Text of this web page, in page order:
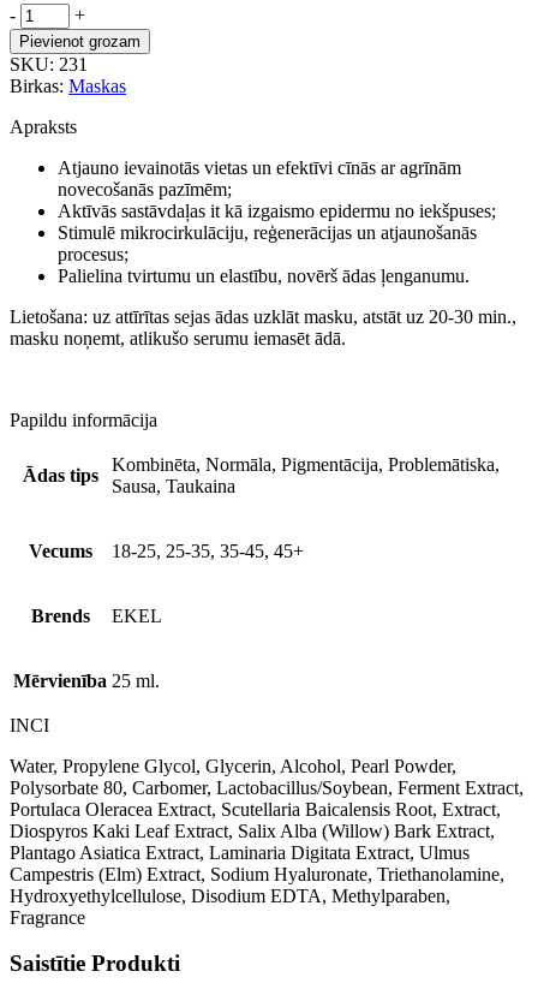
- Ekel
auduma
maska
ar
pērļu
pūderi
vienmērīgam
ādas
tonim
daudzums
+
Pievienot grozam
SKU: 231
Birkas: Maskas
Apraksts
Atjauno ievainotās vietas un efektīvi cīnās ar agrīnām
novecošanās pazīmēm;
Aktīvās sastāvdaļas it kā izgaismo epidermu no iekšpuses;
Stimulē mikrocirkulāciju, reģenerācijas un atjaunošanās
procesus;
Palielina tvirtumu un elastību, novērš ādas ļenganumu.
Lietošana: uz attīrītas sejas ādas uzklāt masku, atstāt uz 20-30 min.,
masku noņemt, atlikušo serumu iemasēt ādā.
Papildu informācija
Ādas tips
Kombinēta, Normāla, Pigmentācija, Problemātiska,
Sausa, Taukaina
Vecums 18-25, 25-35, 35-45, 45+
Brends EKEL
Mērvienība 25 ml.
INCI
Water, Propylene Glycol, Glycerin, Alcohol, Pearl Powder,
Polysorbate 80, Carbomer, Lactobacillus/Soybean, Ferment Extract,
Portulaca Oleracea Extract, Scutellaria Baicalensis Root, Extract,
Diospyros Kaki Leaf Extract, Salix Alba (Willow) Bark Extract,
Plantago Asiatica Extract, Laminaria Digitata Extract, Ulmus
Campestris (Elm) Extract, Sodium Hyaluronate, Triethanolamine,
Hydroxyethylcellulose, Disodium EDTA, Methylparaben,
Fragrance
Saistītie Produkti